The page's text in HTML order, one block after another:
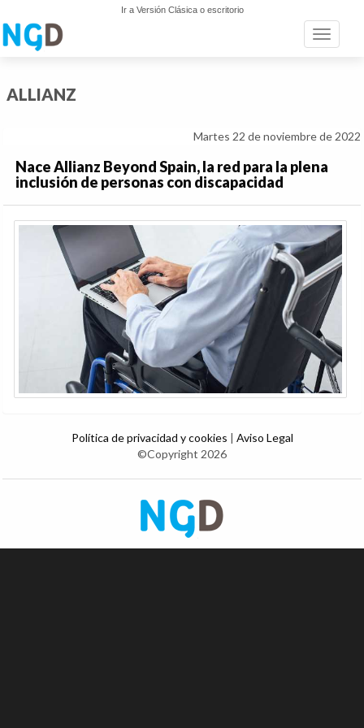
Ir a Versión Clásica o escritorio
Toggle
ALLIANZ
Martes 22 de noviembre de 2022
Nace Allianz Beyond Spain, la red para la plena
inclusión de personas con discapacidad
Política de privacidad y cookies | Aviso Legal
©Copyright 2026